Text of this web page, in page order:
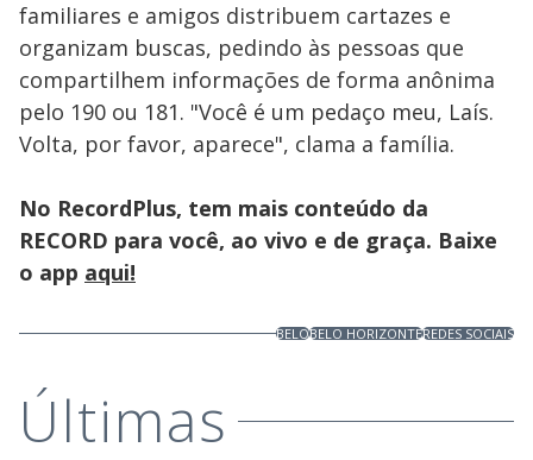
familiares e amigos distribuem cartazes e
organizam buscas, pedindo às pessoas que
compartilhem informações de forma anônima
pelo 190 ou 181. "Você é um pedaço meu, Laís.
Volta, por favor, aparece", clama a família.
No RecordPlus, tem mais conteúdo da
RECORD para você, ao vivo e de graça. Baixe
o app aqui!
BELOBELO HORIZONTEREDES SOCIAIS
Últimas